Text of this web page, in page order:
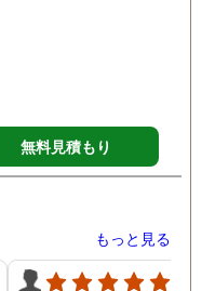
無料見積もり
もっと見る